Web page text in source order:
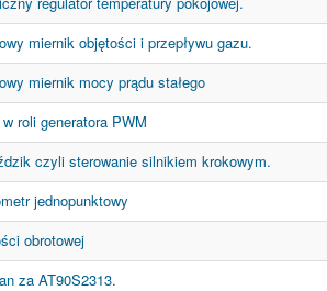
miernik objętości i przepływu gazu.
miernik mocy prądu stałego
roli generatora PWM
czyli sterowanie silnikiem krokowym.
jednopunktowy
obrotowej
za AT90S2313.